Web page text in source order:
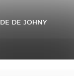
DE JOHNY